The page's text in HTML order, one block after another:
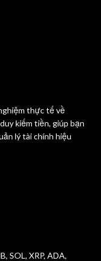
thực tế về
kiếm tiền, giúp bạn
lý tài chính hiệu
SOL, XRP, ADA,